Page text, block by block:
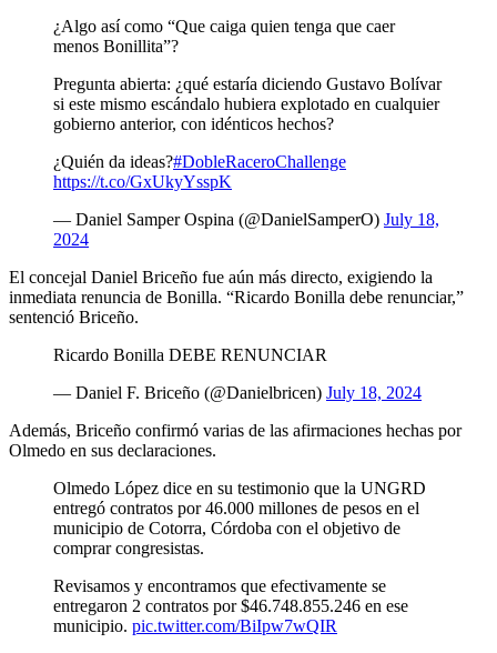
¿Algo así como “Que caiga quien tenga que caer
menos Bonillita”?
Pregunta abierta: ¿qué estaría diciendo Gustavo Bolívar
si este mismo escándalo hubiera explotado en cualquier
gobierno anterior, con idénticos hechos?
¿Quién da ideas?#DobleRaceroChallenge
https://t.co/GxUkyYsspK
— Daniel Samper Ospina (@DanielSamperO) July 18,
2024
El concejal Daniel Briceño fue aún más directo, exigiendo la
inmediata renuncia de Bonilla. “Ricardo Bonilla debe renunciar,”
sentenció Briceño.
Ricardo Bonilla DEBE RENUNCIAR
— Daniel F. Briceño (@Danielbricen) July 18, 2024
Además, Briceño confirmó varias de las afirmaciones hechas por
Olmedo en sus declaraciones.
Olmedo López dice en su testimonio que la UNGRD
entregó contratos por 46.000 millones de pesos en el
municipio de Cotorra, Córdoba con el objetivo de
comprar congresistas.
Revisamos y encontramos que efectivamente se
entregaron 2 contratos por $46.748.855.246 en ese
municipio. pic.twitter.com/BiIpw7wQIR